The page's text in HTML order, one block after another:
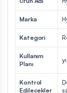
Marka
Kategori
Kullanım
Planı
Kontrol
Edilecekler